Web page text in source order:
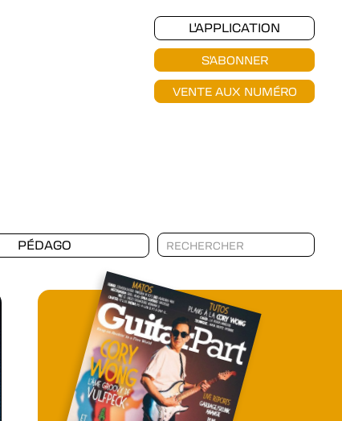
L'APPLICATION
S'ABONNER
VENTE AUX NUMÉRO
PÉDAGO